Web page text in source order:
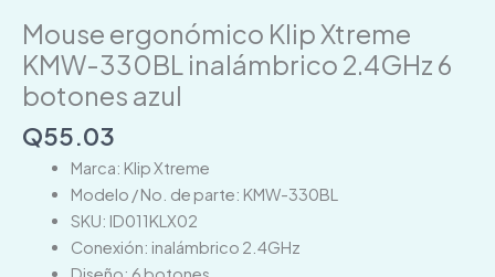
Mouse ergonómico Klip Xtreme
KMW-330BL inalámbrico 2.4GHz 6
botones azul
Q55.03
Marca: Klip Xtreme
Modelo / No. de parte: KMW-330BL
SKU: ID011KLX02
Conexión: inalámbrico 2.4GHz
inalámbrico
2.4GHz
6
azul
cantidad